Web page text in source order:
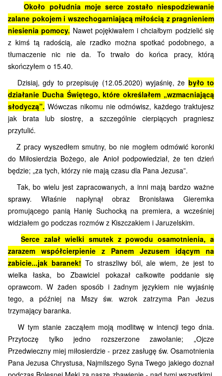
Około południa moje serce zostało niespodziewanie
zalane pokojem i wszechogarniającą miłością z pragnieniem
nie­sienia pomocy. Nawet pojękiwałem i chciałbym podzielić się
z kimś tą radością, ale rzadko można spotkać podobnego, a
tłumaczenie nic nie da. To trwało do końca pracy, którą
skończyłem o 15.40.
Dzisiaj, gdy to przepisuję (12.05.2020) wyjaśnię, że było to
działanie Ducha Świętego, które określałem „wzmacniającą
słodyczą”. Wówczas nikomu nie odmówisz, każdego traktujesz
jak brata lub siostrę, a szczególnie cierpiących pragniesz
przytulić.
Z pracy wyszedłem smutny, bo nie mogłem odmówić koronki
do Miłosierdzia Bożego, ale Anioł podpowiedział, że ten dzień
będzie; „za tych, którzy nie mają czasu dla Pana Jezusa”.
Tak, bo wie­lu jest zapracowanych, a inni mają bardzo ważne
sprawy. Właśnie napłynął obraz Bronisława Gieremka
promującego panią Hanię Suchocką na premiera, a wcześniej
widziałem go podczas rozmów z Kiszczakiem i Jaruzelskim.
Serce zalał wielki smutek z powodu osamotnienia, a
zarazem współcierpienie z Panem Jezusem idącym na
zabicie...jak baranek! To straszliwy ból, ale wiem, że jest to
wielka łaska, bo Zbawiciel pokazał całkowite poddanie się
oprawcom. W żaden sposób i żadnym językiem nie wyjaśnię
tego, a pó­źniej na Mszy św. wzrok zatrzyma Pan Jezus
trzymający baranka.
W tym stanie zacząłem moją modlitwę w intencji tego dnia.
Przytoczę tylko jedno rozszerzone zawołanie; „Ojcze
Przedwieczny miej miłosierdzie - przez zasługę św. Osamotnienia
Pana Jezusa Chrystusa, Najmilszego Syna Twego jakiego doznał